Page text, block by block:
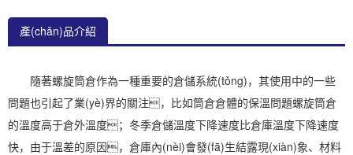
產(chǎn)品介紹
隨著螺旋筒倉作為一種重要的倉儲系統(tǒng)，其使用中的一些
問題也引起了業(yè)界的關注，比如筒倉倉體的保溫問題螺旋筒倉
的溫度高于倉外溫度；冬季倉儲溫度下降速度比倉庫溫度下降速度
快，由于溫差的原因，倉庫內(nèi)會發(fā)生結露現(xiàn)象、材料